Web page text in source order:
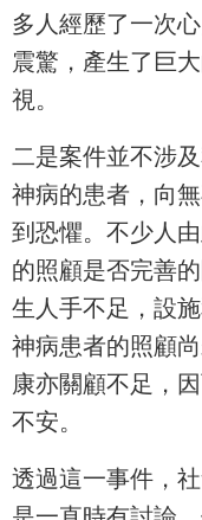
多人經歷了一次
震驚，產生了巨
視。
二是案件並不涉
神病的患者，向
到恐懼。不少人
的照顧是否完善
生人手不足，設
神病患者的照顧
康亦關顧不足，
不安。
透過這一事件，